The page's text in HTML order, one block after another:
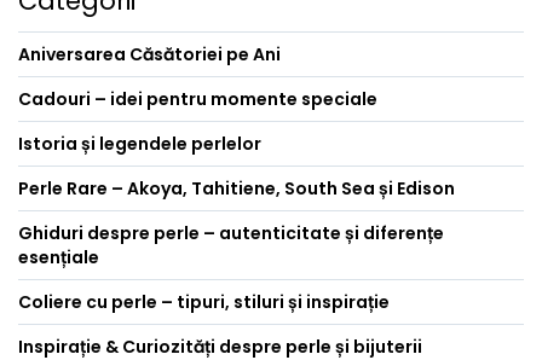
Aniversarea Căsătoriei pe Ani
Cadouri – idei pentru momente speciale
Istoria și legendele perlelor
Perle Rare – Akoya, Tahitiene, South Sea și Edison
Ghiduri despre perle – autenticitate și diferențe
esențiale
Coliere cu perle – tipuri, stiluri și inspirație
Inspirație & Curiozități despre perle și bijuterii